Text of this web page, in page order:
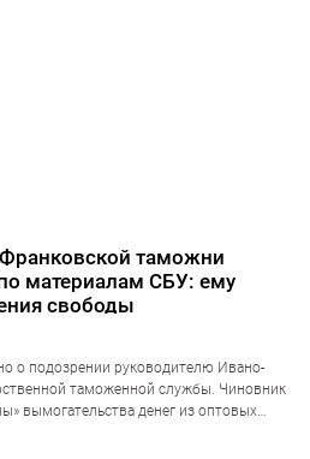
таможни
материалам СБУ: ему
свободы
о подозрении руководителю Ивано-
таможенной службы. Чиновник
вымогательства денег из оптовых
преступления вручено так